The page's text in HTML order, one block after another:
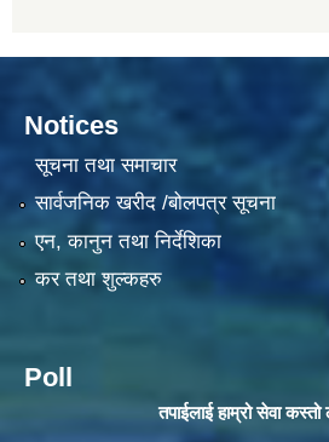
Notices
सूचना तथा समाचार
सार्वजनिक खरीद /बोलपत्र सूचना
एन, कानुन तथा निर्देशिका
कर तथा शुल्कहरु
Poll
तपाईलाई हाम्रो सेवा कस्तो